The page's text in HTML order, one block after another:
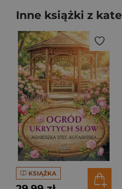
Inne książki z
KSIĄŻKA